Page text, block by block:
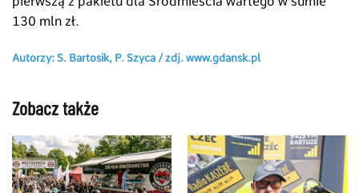
130 mln zł.
Autorzy: S. Bartosik, P. Szyca /zdj. www.gdansk.pl
Zobacz także